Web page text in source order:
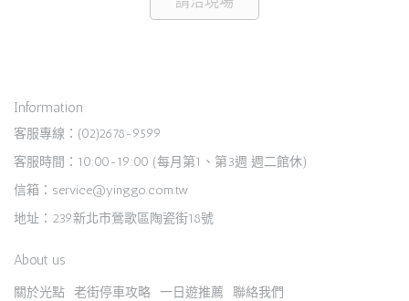
Information
客服專線：(02)2678-9599
客服時間：10:00-19:00 (每月第1、第3週 週二館休)
信箱：service@yinggo.com.tw
地址：239新北市鶯歌區陶瓷街18號
About us
關於光點 老街停車攻略 一日遊推薦 聯絡我們